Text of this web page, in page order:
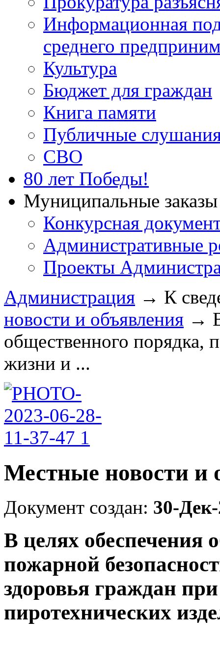
Информационная
среднего
Культура
Бюджет для граждан
Книга памяти
Публичные
СВО
80 лет Победы!
Муниципальные
Конкурсная
Административные
Проекты
Администрация → К
новости и объявления →
общественного порядка,
жизни и ...
Местные новости и
Документ создан: 30-
В целях обеспечения
пожарной
здоровья граждан
пиротехнических